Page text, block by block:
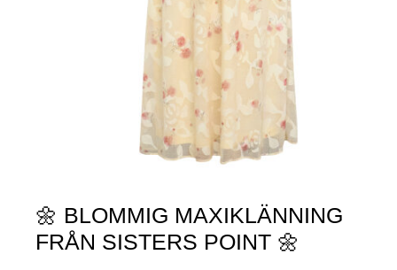
🌼 BLOMMIG MAXIKLÄNNING
FRÅN SISTERS POINT 🌼